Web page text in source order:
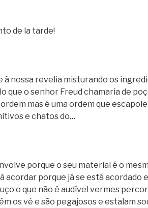
de la tarde!
à nossa revelia misturando os
que o senhor Freud chamaria de
mas é uma ordem que
e chatos do…
porque o seu material é o
acordar porque já se está acordado
o que não é audível vermes
os vê e são pegajosos e estalam